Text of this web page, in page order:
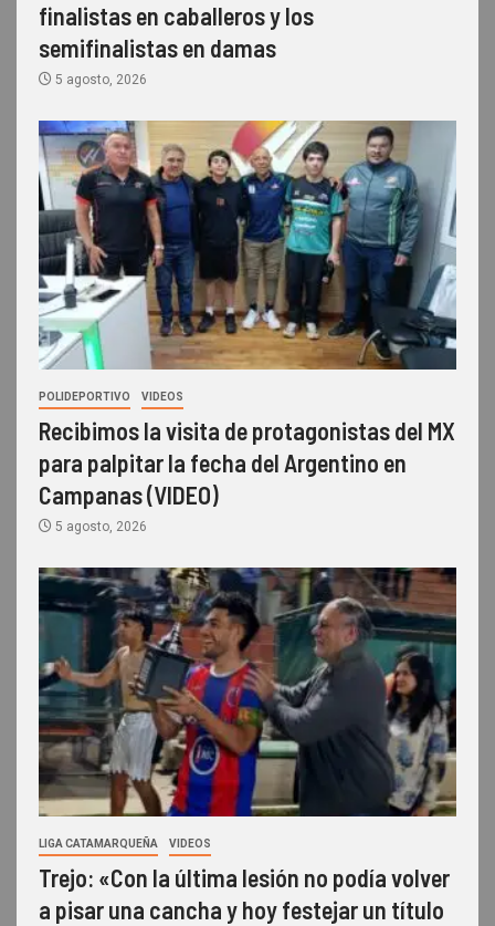
finalistas en caballeros y los
semifinalistas en damas
5 agosto, 2026
POLIDEPORTIVO VIDEOS
Recibimos la visita de protagonistas del MX
para palpitar la fecha del Argentino en
Campanas (VIDEO)
5 agosto, 2026
LIGA CATAMARQUEÑA VIDEOS
Trejo: «Con la última lesión no podía volver
a pisar una cancha y hoy festejar un título